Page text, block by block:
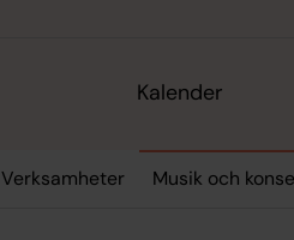
Kalender
Verksamheter Musik och